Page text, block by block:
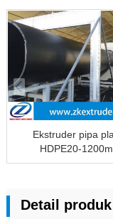
Ekstruder pipa
HDPE20-
Detail produk